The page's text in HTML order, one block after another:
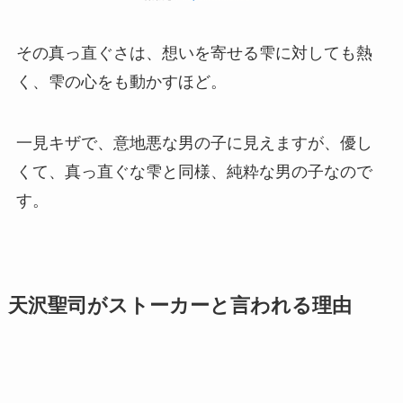
その真っ直ぐさは、想いを寄せる雫に対しても熱
く、雫の心をも動かすほど。
一見キザで、意地悪な男の子に見えますが、優し
くて、真っ直ぐな雫と同様、純粋な男の子なので
す。
天沢聖司がストーカーと言われる理由